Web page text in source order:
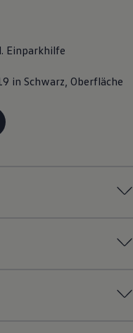
Einparkhilfe
in Schwarz, Oberfläche